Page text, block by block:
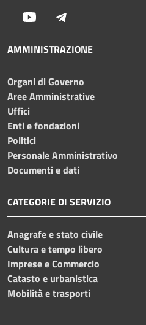
Youtube
AMMINISTRAZIONE
Organi di Governo
Aree Amministrative
Uffici
Enti e fondazioni
Politici
Personale Amministrativo
Documenti e dati
CATEGORIE DI SERVIZIO
Anagrafe e stato civile
Cultura e tempo libero
Imprese e Commercio
Catasto e urbanistica
Mobilità e trasporti